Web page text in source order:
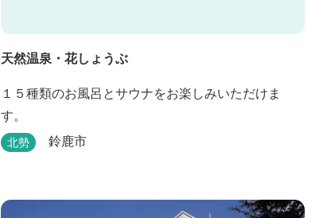
天然温泉・花しょうぶ
１５種類のお風呂とサウナをお楽しみいただけま
す。
北勢 鈴鹿市